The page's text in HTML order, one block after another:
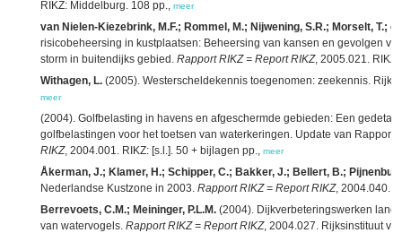
RIKZ: Middelburg. 108 pp., meer
van Nielen-Kiezebrink, M.F.; Rommel, M.; Nijwening, S.R.; Morselt, T.;
risicobeheersing in kustplaatsen: Beheersing van kansen en gevolgen
storm in buitendijks gebied. Rapport RIKZ = Report RIKZ, 2005.021.
Withagen, L. (2005). Westerscheldekennis toegenomen: zeekennis.
meer
(2004). Golfbelasting in havens en afgeschermde gebieden: Een
golfbelastingen voor het toetsen van waterkeringen. Update van Rapport
RIKZ, 2004.001. RIKZ: [s.l.]. 50 + bijlagen pp., meer
Åkerman, J.; Klamer, H.; Schipper, C.; Bakker, J.; Bellert, B.;
Nederlandse Kustzone in 2003. Rapport RIKZ = Report RIKZ, 2004.040.
Berrevoets, C.M.; Meininger, P.L.M. (2004). Dijkverbeteringswerken
van watervogels. Rapport RIKZ = Report RIKZ, 2004.027. Rijksinstituut